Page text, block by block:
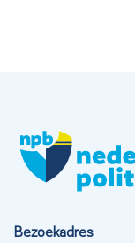
Bezoekadres